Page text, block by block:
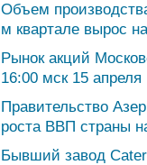
Объем
м квартале вырос
Рынок акций
16:00 мск 15 апреля
Правительство
роста ВВП страны
Бывший завод